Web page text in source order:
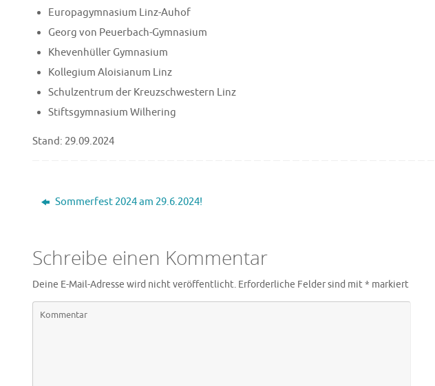
Europagymnasium Linz-Auhof
Georg von Peuerbach-Gymnasium
Khevenhüller Gymnasium
Kollegium Aloisianum Linz
Schulzentrum der Kreuzschwestern Linz
Stiftsgymnasium Wilhering
Stand: 29.09.2024
Sommerfest 2024 am 29.6.2024!
Schreibe einen Kommentar
Deine E-Mail-Adresse wird nicht veröffentlicht. Erforderliche Felder sind mit* markiert